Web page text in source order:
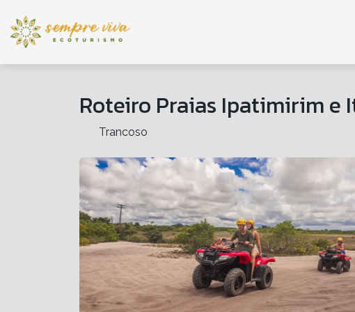
Roteiro Praias Ipatimirim
Trancoso